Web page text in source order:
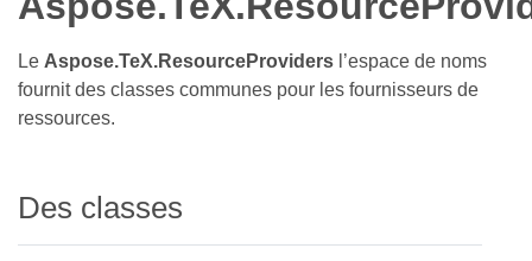
Le Aspose.TeX.ResourceProviders l’espace de noms
fournit des classes communes pour les fournisseurs de
ressources.
Des classes